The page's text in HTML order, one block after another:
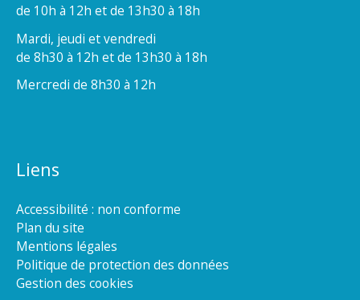
de 10h à 12h et de 13h30 à 18h
Mardi, jeudi et vendredi
de 8h30 à 12h et de 13h30 à 18h
Mercredi de 8h30 à 12h
Liens
Accessibilité : non conforme
Plan du site
Mentions légales
Politique de protection des données
Gestion des cookies